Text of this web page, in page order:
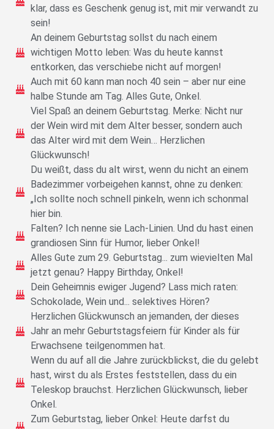
klar, dass es Geschenk genug ist, mit mir verwandt zu
sein!
An deinem Geburtstag sollst du nach einem
wichtigen Motto leben: Was du heute kannst
entkorken, das verschiebe nicht auf morgen!
Auch mit 60 kann man noch 40 sein – aber nur eine
halbe Stunde am Tag. Alles Gute, Onkel.
Viel Spaß an deinem Geburtstag. Merke: Nicht nur
der Wein wird mit dem Alter besser, sondern auch
das Alter wird mit dem Wein… Herzlichen
Glückwunsch!
Du weißt, dass du alt wirst, wenn du nicht an einem
Badezimmer vorbeigehen kannst, ohne zu denken:
„Ich sollte noch schnell pinkeln, wenn ich schonmal
hier bin.
Falten? Ich nenne sie Lach-Linien. Und du hast einen
grandiosen Sinn für Humor, lieber Onkel!
Alles Gute zum 29. Geburtstag... zum wievielten Mal
jetzt genau? Happy Birthday, Onkel!
Dein Geheimnis ewiger Jugend? Lass mich raten:
Schokolade, Wein und... selektives Hören?
Herzlichen Glückwunsch an jemanden, der dieses
Jahr an mehr Geburtstagsfeiern für Kinder als für
Erwachsene teilgenommen hat.
Wenn du auf all die Jahre zurückblickst, die du gelebt
hast, wirst du als Erstes feststellen, dass du ein
Teleskop brauchst. Herzlichen Glückwunsch, lieber
Onkel.
Zum Geburtstag, lieber Onkel: Heute darfst du